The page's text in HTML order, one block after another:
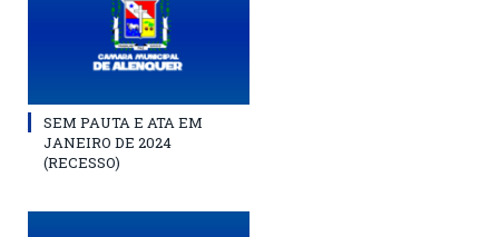
SEM PAUTA E ATA EM
JANEIRO DE 2024
(RECESSO)